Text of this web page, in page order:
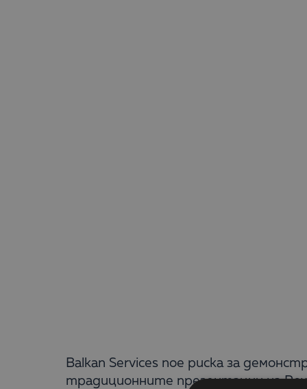
Balkan Services пое риска за
традиционните презентации на